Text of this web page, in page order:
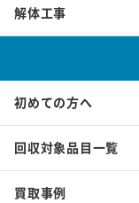
解体工事
初めての方へ
回収対象品目一覧
買取事例